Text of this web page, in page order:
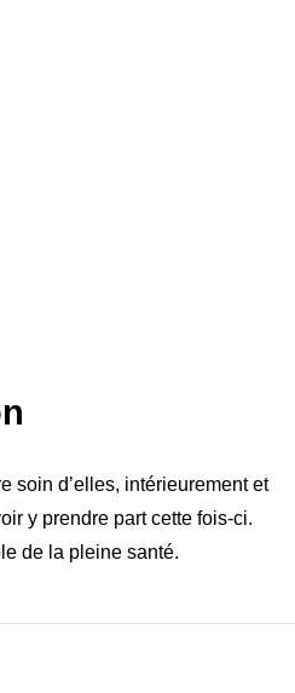
soin d’elles, intérieurement et
y prendre part cette fois-ci.
de la pleine santé.